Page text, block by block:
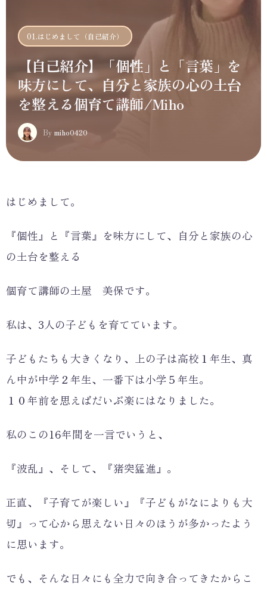
01.はじめまして（自己紹介）
【自己紹介】「個性」と「言葉」を
味方にして、自分と家族の心の土台
を整える個育て講師/Miho
M By miho0420
はじめまして。
『個性』と『言葉』を味方にして、自分と家族の心
の土台を整える
個育て講師の土屋 美保です。
私は、3人の子どもを育てています。
子どもたちも大きくなり、上の子は高校１年生、真
ん中が中学２年生、一番下は小学５年生。
１０年前を思えばだいぶ楽にはなりました。
私のこの16年間を一言でいうと、
『波乱』、そして、『猪突猛進』。
正直、『子育てが楽しい』『子どもがなによりも大
切』って心から思えない日々のほうが多かったよう
に思います。
でも、そんな日々にも全力で向き合ってきたからこ